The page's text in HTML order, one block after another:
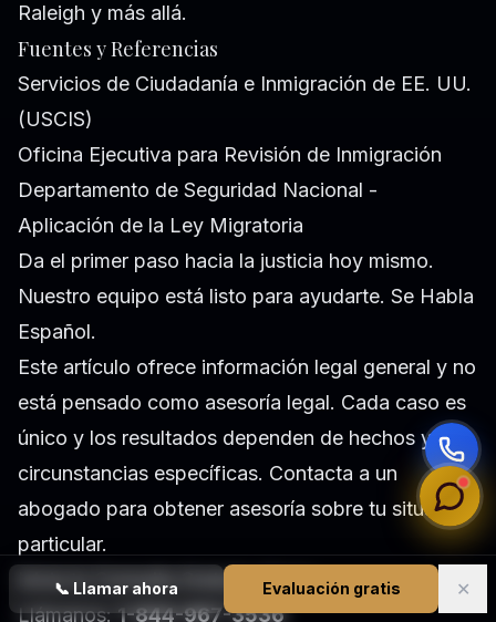
📞 Llamar ahora Evaluación gratis ✕
Raleigh y más allá.
Fuentes y Referencias
Servicios de Ciudadanía e Inmigración de EE. UU.
(USCIS)
Oficina Ejecutiva para Revisión de Inmigración
Departamento de Seguridad Nacional -
Aplicación de la Ley Migratoria
Da el primer paso hacia la justicia hoy mismo.
Nuestro equipo está listo para ayudarte. Se Habla
Español.
Este artículo ofrece información legal general y no
está pensado como asesoría legal. Cada caso es
único y los resultados dependen de hechos y
circunstancias específicas. Contacta a un
abogado para obtener asesoría sobre tu situación
particular.
Inicia tu Consulta Gratuita Ahora
Llámanos:1-844-967-3536